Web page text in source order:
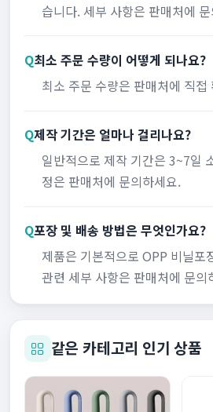
습니다. 세부 사항은 판매처에
Q최소 주문 수량이 어떻게 되나요?
최소 주문 수량은 판매처에 직
Q제작 기간은 얼마나 걸리나요?
일반적으로 제작 기간은 3~7일
정은 판매처에 문의하세요.
Q포장 및 배송 방법은 무엇인가요?
제품은 기본적으로 OPP 비닐포
관련 세부 사항은 판매처에 문의
같은 카테고리 인기 상품